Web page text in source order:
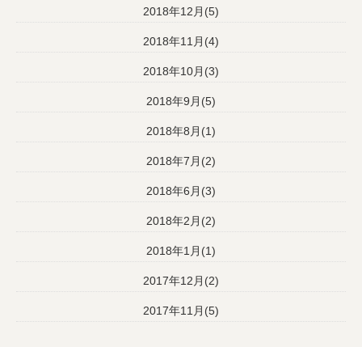
2018年12月(5)
2018年11月(4)
2018年10月(3)
2018年9月(5)
2018年8月(1)
2018年7月(2)
2018年6月(3)
2018年2月(2)
2018年1月(1)
2017年12月(2)
2017年11月(5)